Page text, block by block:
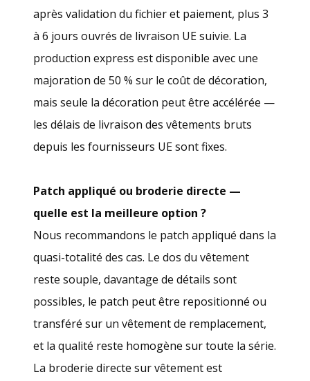
après validation du fichier et paiement, plus 3
à 6 jours ouvrés de livraison UE suivie. La
production express est disponible avec une
majoration de 50 % sur le coût de décoration,
mais seule la décoration peut être accélérée —
les délais de livraison des vêtements bruts
depuis les fournisseurs UE sont fixes.
Patch appliqué ou broderie directe —
quelle est la meilleure option ?
Nous recommandons le patch appliqué dans la
quasi-totalité des cas. Le dos du vêtement
reste souple, davantage de détails sont
possibles, le patch peut être repositionné ou
transféré sur un vêtement de remplacement,
et la qualité reste homogène sur toute la série.
La broderie directe sur vêtement est